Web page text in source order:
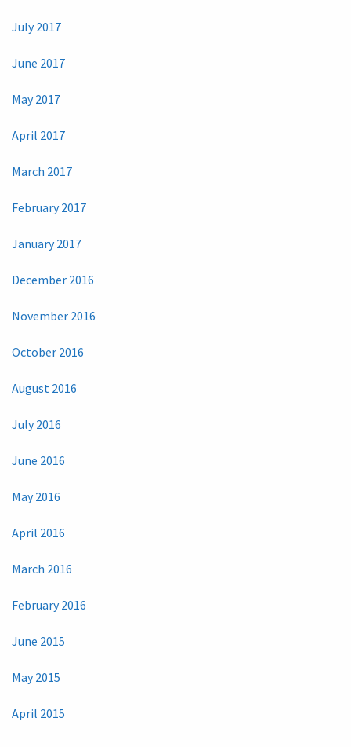
July 2017
June 2017
May 2017
April 2017
March 2017
February 2017
January 2017
December 2016
November 2016
October 2016
August 2016
July 2016
June 2016
May 2016
April 2016
March 2016
February 2016
June 2015
May 2015
April 2015